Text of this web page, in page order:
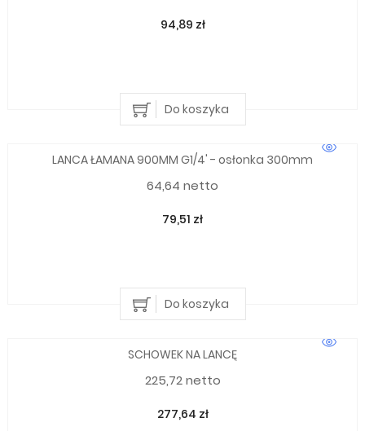
94,89 zł
Do koszyka
LANCA ŁAMANA 900MM G1/4' - osłonka 300mm
64,64 netto
79,51 zł
Do koszyka
SCHOWEK NA LANCĘ
225,72 netto
277,64 zł